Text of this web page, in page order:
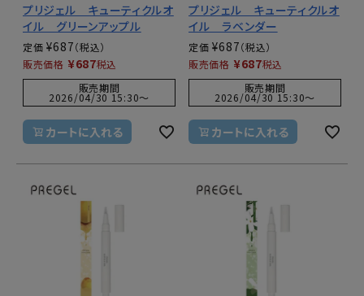
プリジェル キューティクルオ
イル グリーンアップル
定価 ¥687
販売価格 ¥687税込
販売期間
2026/04/30 15:30〜
カートに入れる
プリジェル キューティクルオ
イル ラベンダー
定価 ¥687
販売価格 ¥687税込
販売期間
2026/04/30 15:30〜
カートに入れる